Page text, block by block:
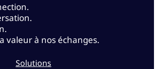
valeur à nos échanges.
Solutions